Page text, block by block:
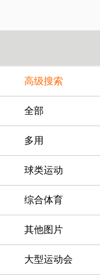
高级搜索
全部
多用
球类运动
综合体育
其他图片
大型运动会